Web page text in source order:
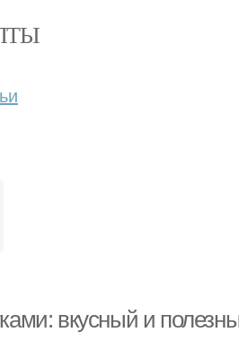
вкусный и